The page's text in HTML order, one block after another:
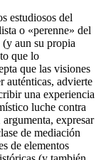
estudiosos del
o «perenne» del
aun su propia
que lo
que las visiones
auténticas, advierte
una experiencia
luche contra
expresar
de mediación
de elementos